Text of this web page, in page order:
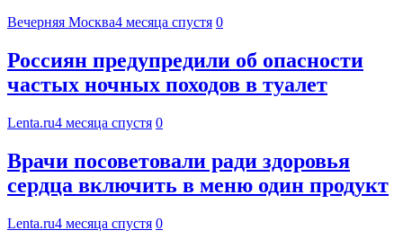
Вечерняя Москва4 месяца спустя 0
Россиян предупредили об опасности
частых ночных походов в туалет
Lenta.ru4 месяца спустя 0
Врачи посоветовали ради здоровья
сердца включить в меню один продукт
Lenta.ru4 месяца спустя 0